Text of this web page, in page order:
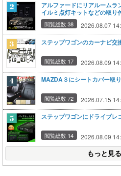
アルファードにリアルームラ
イルミ点灯キットなどの取り
閲覧総数 38 2026.08.07
ステップワゴンのカーナビ交
閲覧総数 17 2026.08.09
MAZDA３にシートカバー取
閲覧総数 72 2026.07.15
ステップワゴンにドライブレ
閲覧総数 14 2026.08.09
もっと見る